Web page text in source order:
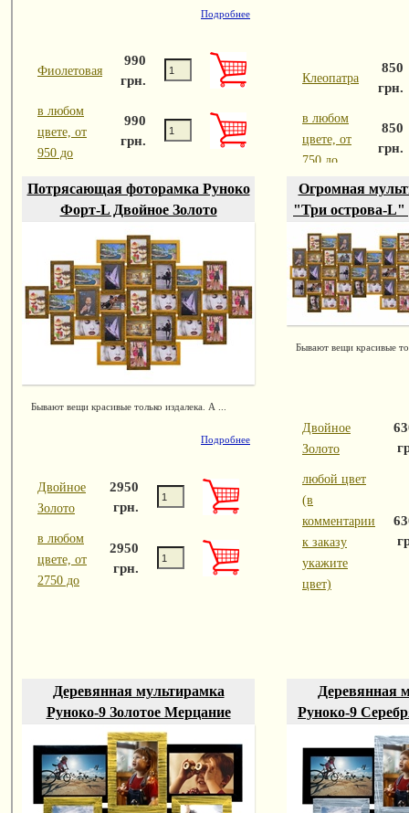
Подробнее
Фиолетовая
990
грн.
в любом
цвете, от
950 до
990
грн.
Клеопатра
850
грн.
в любом
цвете, от
750 до
850
грн.
Потрясающая фоторамка Руноко
Форт-L Двойное Золото
Бывают вещи красивые только издалека. А ...
Подробнее
Двойное
Золото
2950
грн.
в любом
цвете, от
2750 до
2950
грн.
Огромная
"Три острова-L"
Бывают вещи красивые
Двойное
Золото
любой цвет
(в
комментарии
к заказу
укажите
цвет)
Деревянная мультирамка
Руноко-9 Золотое Мерцание
Деревянная
Руноко-9